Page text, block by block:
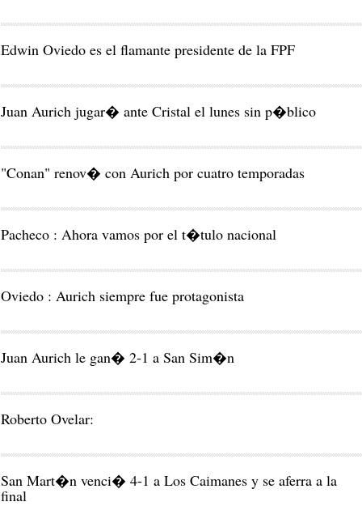
Edwin Oviedo es el flamante presidente de la FPF
Juan Aurich jugar� ante Cristal el lunes sin p�blico
"Conan" renov� con Aurich por cuatro temporadas
Pacheco : Ahora vamos por el t�tulo nacional
Oviedo : Aurich siempre fue protagonista
Juan Aurich le gan� 2-1 a San Sim�n
Roberto Ovelar:
San Mart�n venci� 4-1 a Los Caimanes y se aferra a la
final